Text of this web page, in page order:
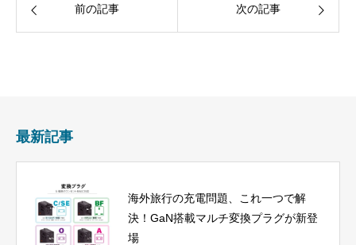
前の記事 次の記事
最新記事
海外旅行の充電問題、これ一つで解
決！GaN搭載マルチ変換プラグが新登
場